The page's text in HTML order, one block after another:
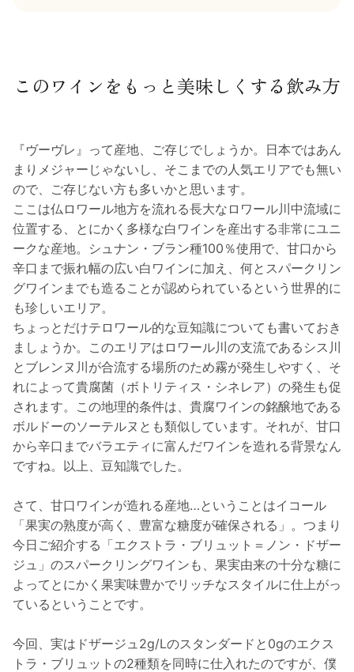
このワインをもっと美味しくする飲み方
『ヴーヴレ』って産地、ご存じでしょうか。日本ではあん
まりメジャーじゃないし、そこまでの人気エリアでも無い
ので、ご存じない方も多いかと思います。
ここは仏ロワール地方を流れる長大なロワール川中流域に
位置する、とにかく多様な白ワインを産出する非常にユニ
ークな産地。シュナン・ブラン種100％使用で、甘口から
辛口まで振れ幅の広い白ワインに加え、何とスパークリン
グワインまでも造ることが認められているという世界的に
も珍しいエリア。
ちょっとだけテロワール的な豆知識についても書いておき
ましょうか。このエリアはロワール川の支流であるシス川
とブレンヌ川が合流する場所のため霧が発生しやすく、そ
れによって貴腐菌（ボトリティス・シネレア）の発生も促
されます。この地理的条件は、貴腐ワインの銘醸地である
ボルドーのソーテルヌとも類似しています。それが、甘口
から辛口までバラエティに富んだワインを造れる背景なん
ですね。以上、豆知識でした。
さて、甘口ワインが造れる産地…ということはイコール
「果実の熟度が高く、豊富な糖度が確保される」。つまり
今日ご紹介する「エクストラ・ブリュット＝ノン・ドザー
ジュ」のスパークリングワインも、果実由来の十分な糖に
よってとにかく果実味豊かでリッチなスタイルに仕上がっ
ているということです。
今回、実はドザージュ2g/Lのスタンダードと0gのエクス
トラ・ブリュットの2種類を同時に仕入れたのですが、僕